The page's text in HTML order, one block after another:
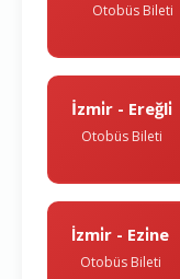
Otobüs Bileti
İzmi̇r - Ereğli̇
Otobüs Bileti
İzmi̇r - Ezi̇ne
Otobüs Bileti